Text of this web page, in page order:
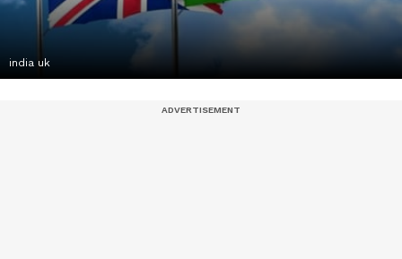
india uk